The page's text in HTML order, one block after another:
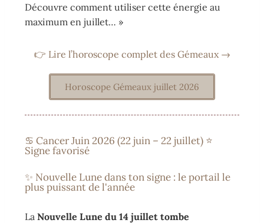
Découvre comment utiliser cette énergie au
maximum en juillet… »
👉 Lire l’horoscope complet des Gémeaux →
Horoscope Gémeaux juillet 2026
♋ Cancer Juin 2026 (22 juin – 22 juillet) ⭐
Signe favorisé
✨ Nouvelle Lune dans ton signe : le portail le
plus puissant de l'année
La Nouvelle Lune du 14 juillet tombe